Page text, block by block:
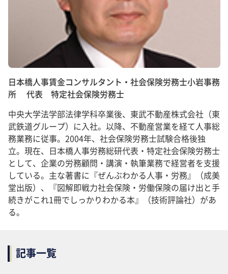
日本橋人事賃金コンサルタント・社会保険労務士小岩事務
所 代表 特定社会保険労務士
中央大学法学部法律学科卒業後、東武不動産株式会社（東
武鉄道グループ）に入社。以降、不動産営業を経て人事総
務業務に従事。2004年、社会保険労務士試験合格後独
立。現在、日本橋人事労務総研代表・特定社会保険労務士
として、企業の労務顧問・講演・執筆業務で経営者を支援
している。主な著書に『ぜんぶわかる人事・労務』（成美
堂出版）、『図解即戦力社会保険・労働保険の届け出と手
続きがこれ1冊でしっかりわかる本』（技術評論社）があ
る。
記事一覧